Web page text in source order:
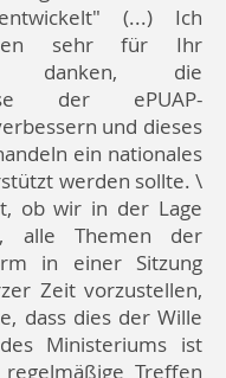
(...) Ich
sehr für Ihr
danken, die
der ePUAP-
und dieses
ein nationales
werden sollte. \
ob wir in der Lage
alle Themen der
in einer Sitzung
Zeit vorzustellen,
dass dies der Wille
Ministeriums ist
Treffen